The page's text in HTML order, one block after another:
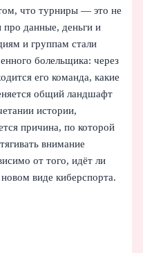
что турниры — это не
про данные, деньги и
и группам стали
болельщика: через
его команда, какие
общий ландшафт
истории,
причина, по которой
внимание
от того, идёт ли
виде киберспорта.